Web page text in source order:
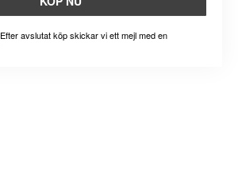
Efter avslutat köp skickar vi ett mejl med en